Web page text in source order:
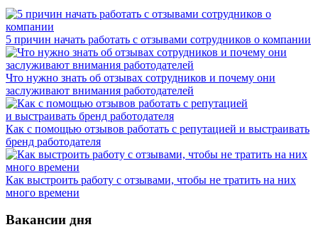
5 причин начать работать с отзывами сотрудников о компании
Что нужно знать об отзывах сотрудников и почему они
заслуживают внимания работодателей
Как с помощью отзывов работать с репутацией и выстраивать
бренд работодателя
Как выстроить работу с отзывами, чтобы не тратить на них
много времени
Вакансии дня